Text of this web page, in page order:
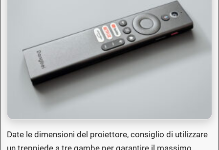
Date le dimensioni del proiettore, consiglio di utilizzare